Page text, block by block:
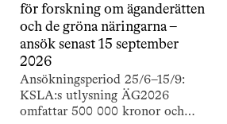
för forskning om äganderätten
och de gröna näringarna –
ansök senast 15 september
2026
Ansökningsperiod 25/6–15/9:
KSLA:s utlysning ÄG2026
omfattar 500 000 kronor och